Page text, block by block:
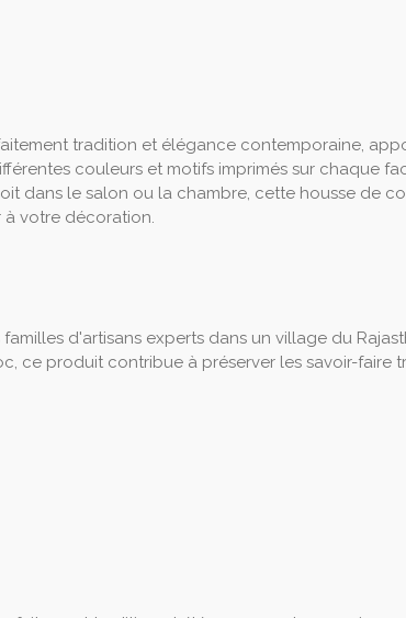
tradition et élégance contemporaine,
couleurs et motifs imprimés sur chaque
dans le salon ou la chambre, cette housse de
à votre décoration.
d'artisans experts dans un village du
ce produit contribue à préserver les savoir-faire